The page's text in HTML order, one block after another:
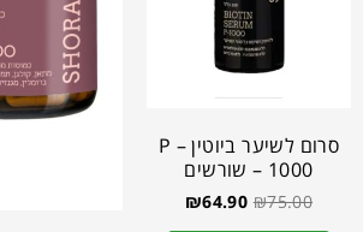
סרום לשיער ביוטין P –
1000 – שורשים
₪75.00
₪64.90